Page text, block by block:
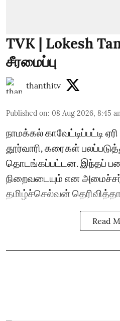
TVK | Lokesh
சீரமைப்பு
thanthitv
Published on: 08 Aug 2026, 8:45
நாமக்கல் காவேட்டிப்பட்டி
தூர்வாரி, கரைகள்
தொடங்கப்பட்டன. இந்தப்
நிறைவடையும் என
தமிழ்ச்செல்வன்
Read